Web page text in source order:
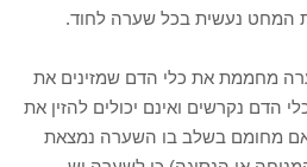
המחט נעשית בכל שערה לחוד.
מחממת את כלי הדם שמזינים את
הדם נקרשים ואינם יכולים להזין את
מחומם בשלב בו השערה נמצאת